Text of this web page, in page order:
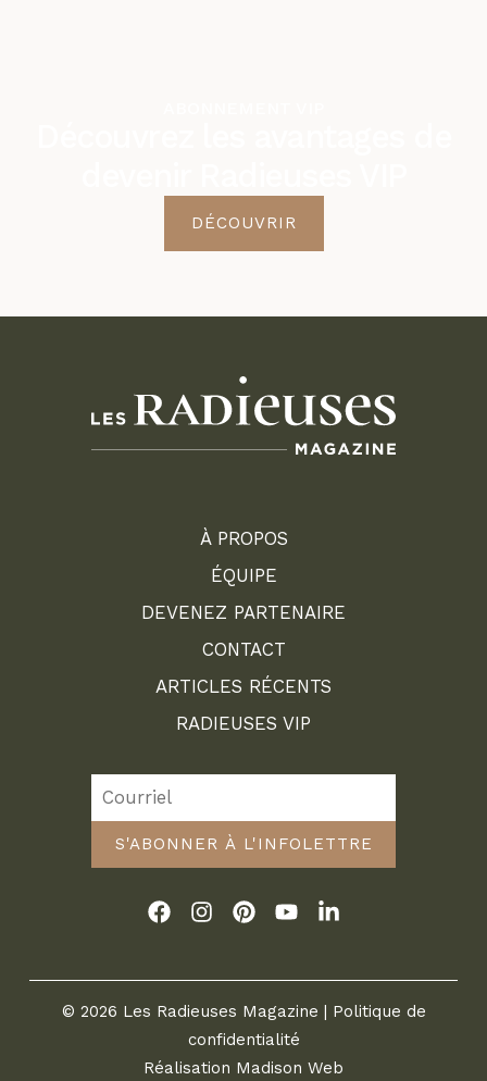
DÉCOUVRIR
À PROPOS
ÉQUIPE
DEVENEZ PARTENAIRE
CONTACT
ARTICLES RÉCENTS
RADIEUSES VIP
S'ABONNER À L'INFOLETTRE
© 2026 Les Radieuses Magazine | Politique de
confidentialité
Réalisation Madison Web